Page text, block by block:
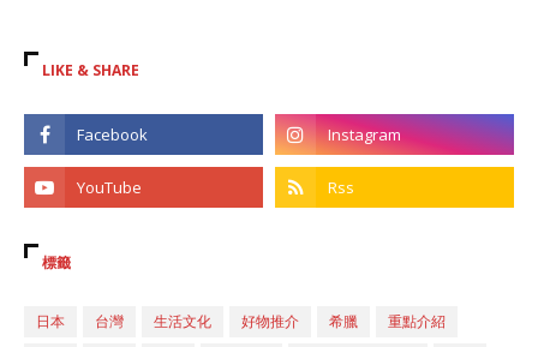
LIKE & SHARE
標籤
日本 台灣 生活文化 好物推介 希臘
重點介紹